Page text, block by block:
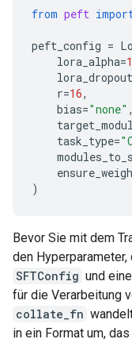
from peft
peft_config =
lora_alpha=
lora_dropout
r=16,
bias="none" ,
task_type=
)
Bevor Sie mit dem
den
SFTConfig und
für die Verarbeitung
collate_fn
in ein Format um,